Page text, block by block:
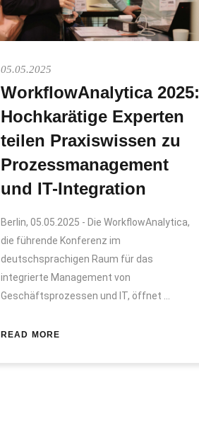
05.05.2025
WorkflowAnalytica 2025:
Hochkarätige Experten
teilen Praxiswissen zu
Prozessmanagement
und IT-Integration
Berlin, 05.05.2025 - Die WorkflowAnalytica,
die führende Konferenz im
deutschsprachigen Raum für das
integrierte Management von
Geschäftsprozessen und IT, öffnet
READ MORE